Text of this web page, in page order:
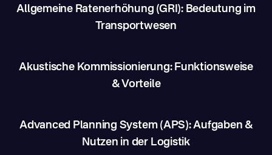
Allgemeine Ratenerhöhung (GRI): Bedeutung im
Transportwesen
Akustische Kommissionierung: Funktionsweise
& Vorteile
Advanced Planning System (APS): Aufgaben &
Nutzen in der Logistik